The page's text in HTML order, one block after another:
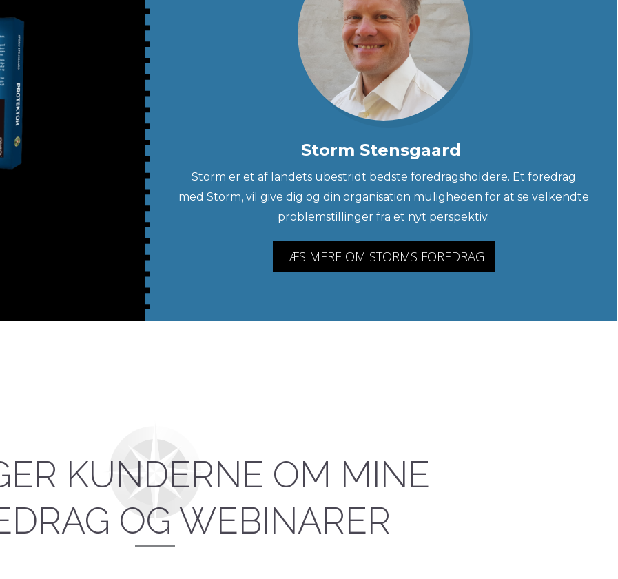
Storm Stensgaard
Storm er et af landets ubestridt bedste foredragsholdere. Et foredrag
med Storm, vil give dig og din organisation muligheden for at se velkendte
problemstillinger fra et nyt perspektiv.
LÆS MERE OM STORMS FOREDRAG
KUNDERNE OM MINE
OG WEBINARER